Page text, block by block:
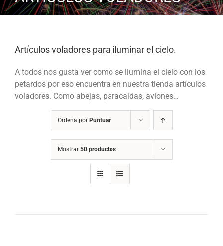
Artículos voladores para iluminar el cielo.
A todos nos gusta ver como se ilumina el cielo con los
petardos por eso encuentra en nuestra tienda artículos
voladores. Como abejas, paracaídas, aviones…
Ordena por Puntuar
Mostrar 50 productos